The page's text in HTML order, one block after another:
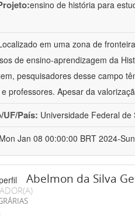
ensino de história para
em uma zona de
de ensino-aprendizagem da
pesquisadores desse campo
professores. Apesar da
País: Universidade Federal de
Mon Jan 08 00:00:00 BRT 2024-
Abelmon da Silva